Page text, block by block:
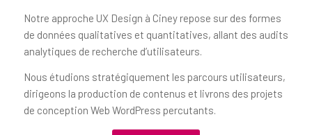
Notre approche UX Design à Ciney repose sur des formes
de données qualitatives et quantitatives, allant des audits
analytiques de recherche d’utilisateurs.
Nous étudions stratégiquement les parcours utilisateurs,
dirigeons la production de contenus et livrons des projets
de conception Web WordPress percutants.